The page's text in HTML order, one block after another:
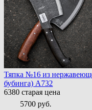
Тяпка №16 из
бубинга) A732
6380 старая цена
5700 руб.